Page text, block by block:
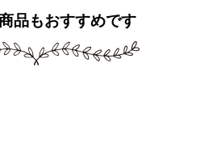
品もおすすめです